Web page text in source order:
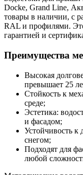
Docke, Grand Line,
товары в наличии, с
RAL и профилями.
гарантией и
Преимущества
Высокая
превышает 25
Стойкость к
среде;
Эстетика:
и фасадом;
Устойчивость
снегом;
Подходят для
любой